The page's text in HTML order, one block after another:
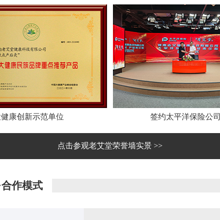
康创新示范单位 签约太平洋保险公
点击参观老艾堂荣誉墙实景 >>
合作模式